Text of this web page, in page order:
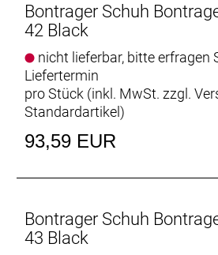
Bontrager Schuh
42 Black
nicht lieferbar, bitte erfragen
Liefertermin
pro Stück (inkl. MwSt. zzgl.
Standardartikel)
93,59 EUR
Bontrager Schuh
43 Black